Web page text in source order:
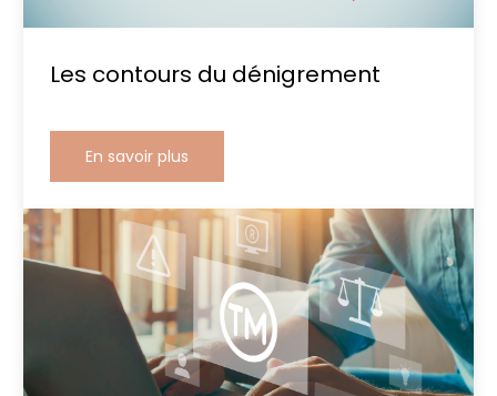
Les contours du dénigrement
En savoir plus